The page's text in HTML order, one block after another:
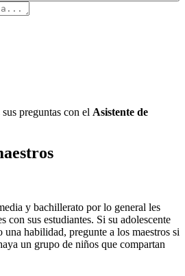
preguntas con el Asistente de
y bachillerato por lo general les
con sus estudiantes. Si su adolescente
habilidad, pregunte a los maestros si
un grupo de niños que compartan